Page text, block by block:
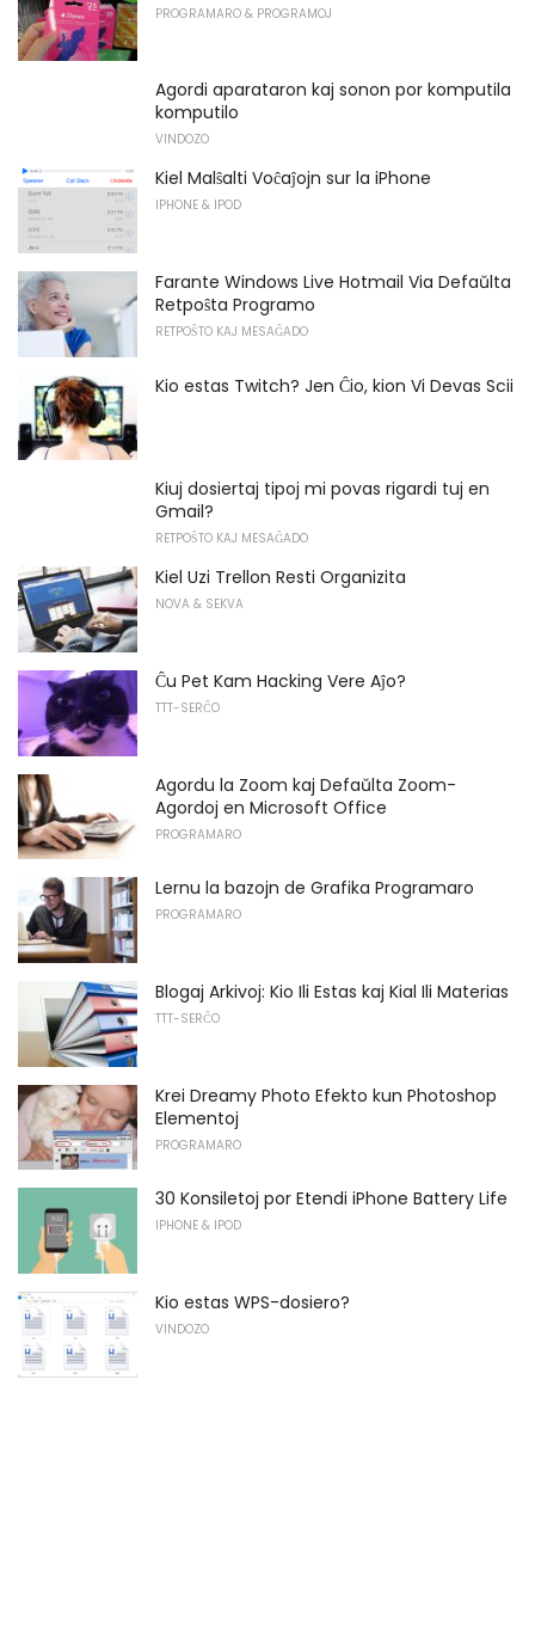
PROGRAMARO & PROGRAMOJ
Agordi aparataron kaj sonon por komputila
komputilo
VINDOZO
Kiel Malŝalti Voĉaĵojn sur la iPhone
IPHONE & IPOD
Farante Windows Live Hotmail Via Defaŭlta
Retpoŝta Programo
RETPOŜTO KAJ MESAĜADO
Kio estas Twitch? Jen Ĉio, kion Vi Devas Scii
Kiuj dosiertaj tipoj mi povas rigardi tuj en
Gmail?
RETPOŜTO KAJ MESAĜADO
Kiel Uzi Trellon Resti Organizita
NOVA & SEKVA
Ĉu Pet Kam Hacking Vere Aĵo?
TTT-SERĈO
Agordu la Zoom kaj Defaŭlta Zoom-
Agordoj en Microsoft Office
PROGRAMARO
Lernu la bazojn de Grafika Programaro
PROGRAMARO
Blogaj Arkivoj: Kio Ili Estas kaj Kial Ili Materias
TTT-SERĈO
Krei Dreamy Photo Efekto kun Photoshop
Elementoj
PROGRAMARO
30 Konsiletoj por Etendi iPhone Battery Life
IPHONE & IPOD
Kio estas WPS-dosiero?
VINDOZO